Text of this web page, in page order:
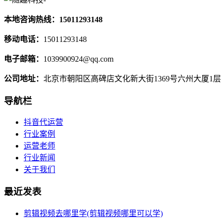
本地咨询热线：15011293148
移动电话： 15011293148
电子邮箱： 1039900924@qq.com
公司地址： 北京市朝阳区高碑店文化新大街1369号六州大厦1
导航栏
抖音代运营
行业案例
运营老师
行业新闻
关于我们
最近发表
剪辑视频去哪里学(剪辑视频哪里可以学)